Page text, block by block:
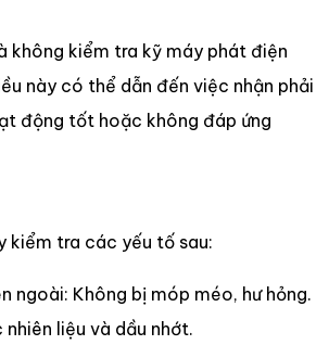
không kiểm tra kỹ máy phát điện
này có thể dẫn đến việc nhận phải
động tốt hoặc không đáp ứng
kiểm tra các yếu tố sau:
ngoài: Không bị móp méo, hư hỏng.
liệu và dầu nhớt.